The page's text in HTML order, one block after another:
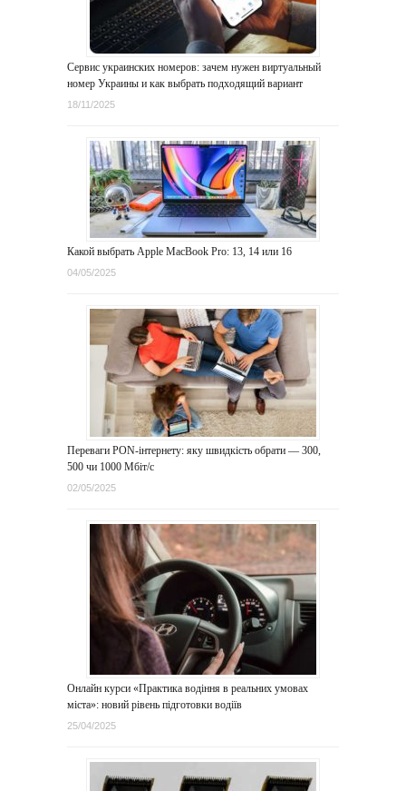
Сервис украинских номеров: зачем нужен виртуальный
номер Украины и как выбрать подходящий вариант
18/11/2025
Какой выбрать Apple MacBook Pro: 13, 14 или 16
04/05/2025
Переваги PON-інтернету: яку швидкість обрати — 300,
500 чи 1000 Мбіт/с
02/05/2025
Онлайн курси «Практика водіння в реальних умовах
міста»: новий рівень підготовки водіїв
25/04/2025